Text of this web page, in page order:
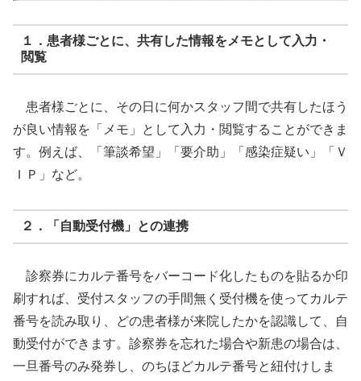
１．患者様ごとに、共有した情報をメモとして入力・
閲覧
患者様ごとに、その日に何かスタッフ間で共有したほう
が良い情報を「メモ」として入力・閲覧することができま
す。例えば、「筆談希望」「要介助」「感染症疑い」「Ｖ
ＩＰ」など。
２．「自動受付機」との連携
診察券にカルテ番号をバーコード化したものを貼るか印
刷すれば、受付スタッフの手間無く受付機を使ってカルテ
番号を読み取り、どの患者様が来院したかを認識して、自
動受付ができます。診察券を忘れた場合や新患の場合は、
一旦番号のみ発券し、のちほどカルテ番号と紐付けしま